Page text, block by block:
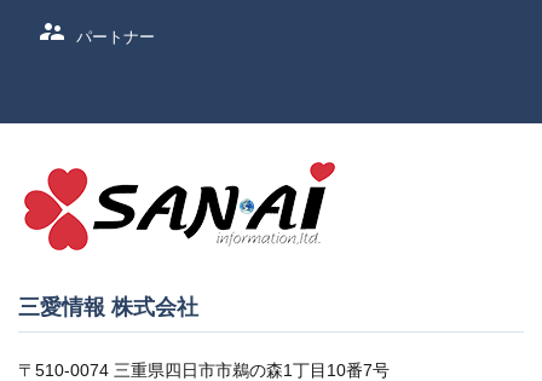
supervisor_account パートナー
三愛情報 株式会社
〒510-0074 三重県四日市市鵜の森1丁目10番7号